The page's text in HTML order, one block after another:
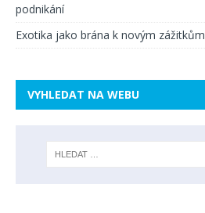
podnikání
Exotika jako brána k novým zážitkům
VYHLEDAT NA WEBU